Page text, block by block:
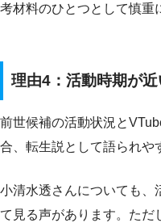
考材料のひとつとして慎重
理由4：活動時期が
前世候補の活動状況と
合、転生説として語られや
小清水透さんについても、
て見る声があります。ただ